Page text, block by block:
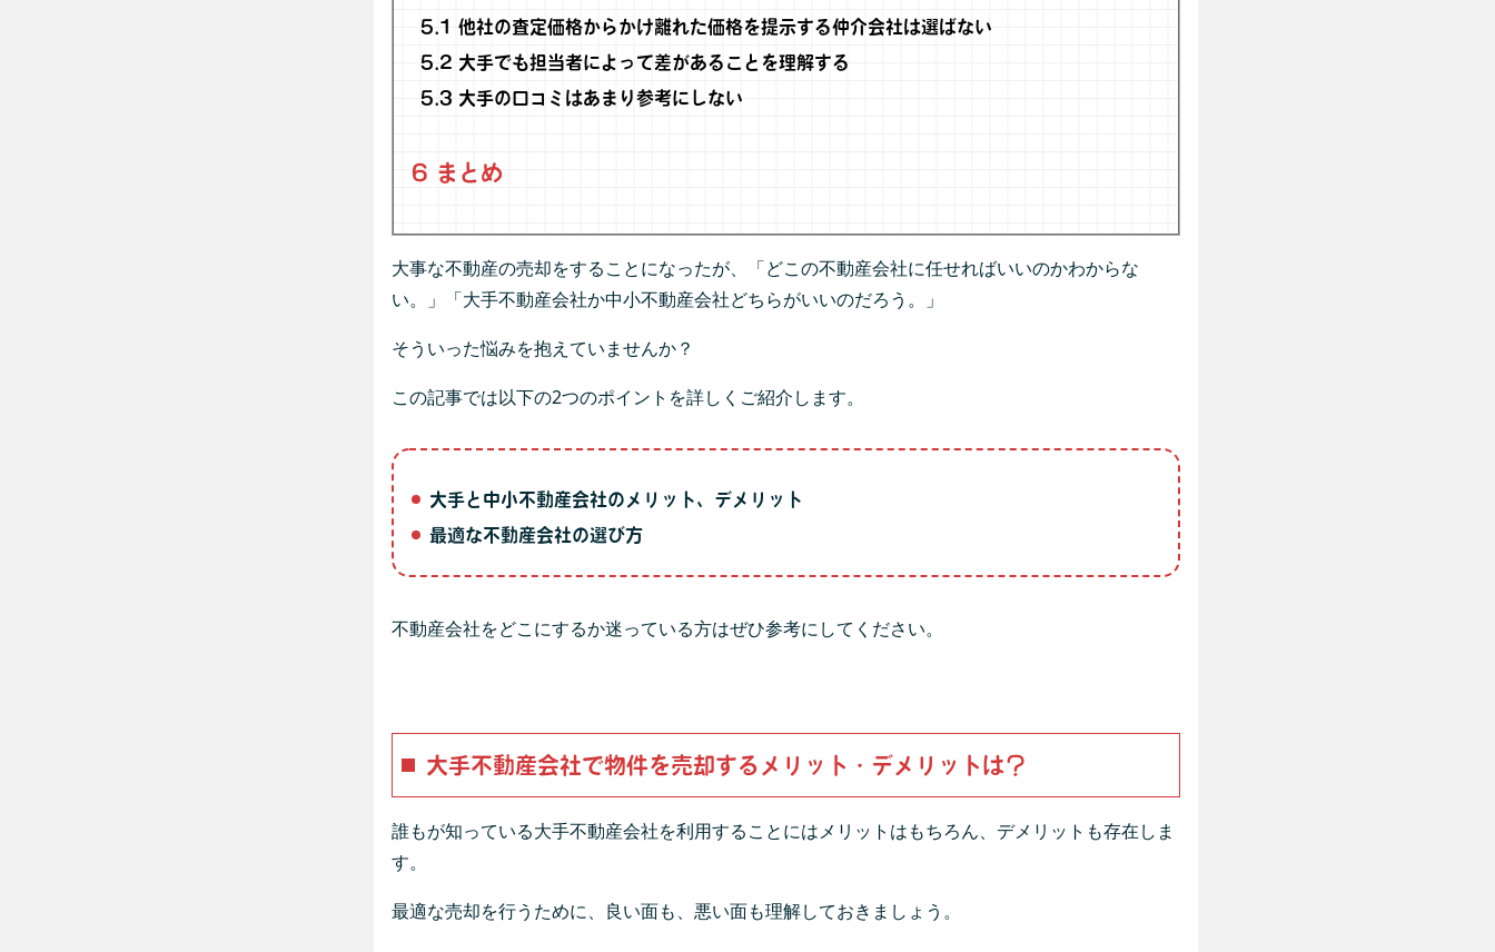
5.1
他社の査定価格からかけ離れた価格を提示する仲介会社は選ばない
5.2 大手でも担当者によって差があることを理解する
5.3 大手の口コミはあまり参考にしない
6 まとめ
大事な不動産の売却をすることになったが、「どこの不動産会社に任せればいいのかわからな
い。」「大手不動産会社か中小不動産会社どちらがいいのだろう。」
そういった悩みを抱えていませんか？
この記事では以下の2つのポイントを詳しくご紹介します。
大手と中小不動産会社のメリット、デメリット
最適な不動産会社の選び方
不動産会社をどこにするか迷っている方はぜひ参考にしてください。
大手不動産会社で物件を売却するメリット・デメリットは？
誰もが知っている大手不動産会社を利用することにはメリットはもちろん、デメリットも存在しま
す。
最適な売却を行うために、良い面も、悪い面も理解しておきましょう。